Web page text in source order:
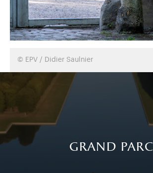
© EPV / Didier Saulnier
grand parc